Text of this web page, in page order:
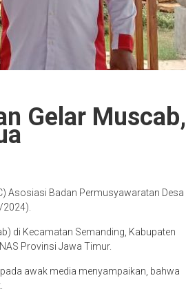
Gelar Muscab,
Asosiasi Badan Permusyawaratan Desa
2024).
di Kecamatan Semanding, Kabupaten
Provinsi Jawa Timur.
awak media menyampaikan, bahwa